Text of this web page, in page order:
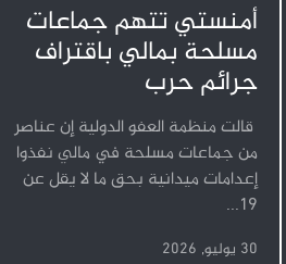
أمنستي تتهم جماعات
مسلحة بمالي باقتراف
جرائم حرب
قالت منظمة العفو الدولية إن عناصر
من جماعات مسلحة في مالي نفذوا
إعدامات ميدانية بحق ما لا يقل عن
19...
30 يوليو, 2026